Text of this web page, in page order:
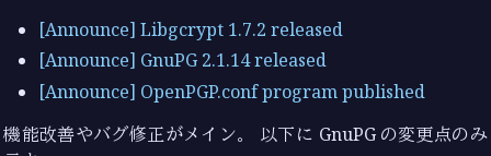
[Announce] Libgcrypt 1.7.2 released
[Announce] GnuPG 2.1.14 released
[Announce] OpenPGP.conf program published
機能改善やバグ修正がメイン。 以下に GnuPG の変更点のみ